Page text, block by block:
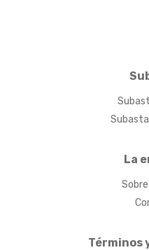
La
Términos